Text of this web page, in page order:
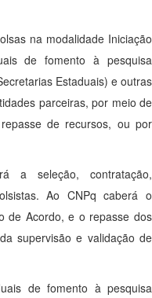
na modalidade Iniciação
de fomento à pesquisa
Estaduais) e outras
parceiras, por meio de
de recursos, ou por
a seleção, contratação,
Ao CNPq caberá o
de Acordo, e o repasse dos
supervisão e validação de
de fomento à pesquisa